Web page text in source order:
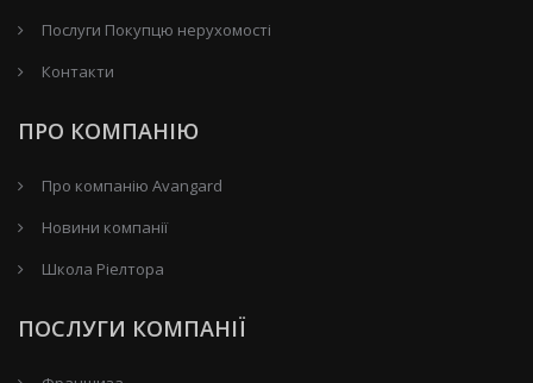
Послуги Покупцю нерухомості
Контакти
ПРО КОМПАНІЮ
Про компанію Avangard
Новини компанії
Школа Ріелтора
ПОСЛУГИ КОМПАНІЇ